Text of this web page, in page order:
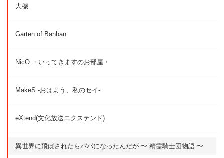
大穢
Garten of Banban
NicO ・いってきますのお部屋・
MakeS -おはよう、私のセイ-
eXtend(文化放送エクステンド)
異世界に飛ばされたらパパになったんだが 〜 精霊騎士団物語 〜